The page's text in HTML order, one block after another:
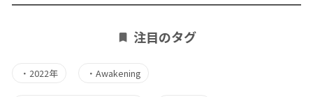
注目のタグ
・ 2022年 ・Awakening